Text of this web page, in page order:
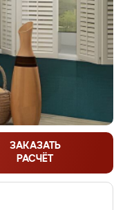
ЗАКАЗАТЬ
РАСЧЁТ